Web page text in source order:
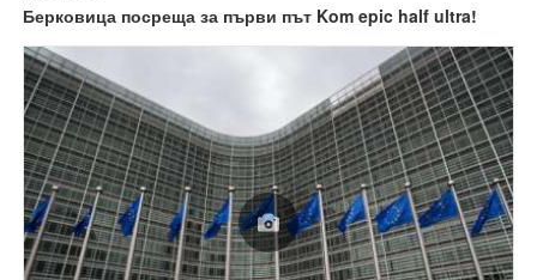
Берковица посреща за първи път Kom epic half ultra!